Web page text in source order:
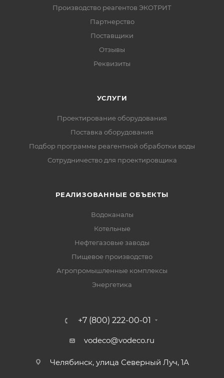
Производство реагентов ЭКОТРИТ
Партнерство
Поставщики
Отзывы
Реквизиты
УСЛУГИ
Проектирование оборудования
Поставка оборудования
Подбор программы реагентной обработки воды
Сотрудничество для проектировщика
РЕАЛИЗОВАННЫЕ ОБЪЕКТЫ
Водоканалы
Котельные
Нефтегазовые заводы
Пищевое производство
Агропромышленные комплексы
Энергетика
+7 (800) 222-00-01
vodeco@vodeco.ru
Челябинск, улица Северный Луч, 1А